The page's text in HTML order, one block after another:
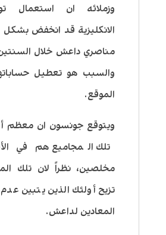
وزملائه ان استعمال
الانكليزية قد انخفض
مناصري داعش خلال
والسبب هو تعطيل
الموقع.
ويتوقع جونسون ان معظم
تلك المجاميع هم في
مخلصين، نظراً لان تلك
تزيح أولئك الذين يتبين
المعادين لداعش.